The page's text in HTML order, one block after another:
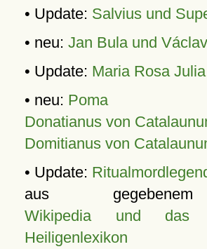
• Update: Salvius und
• neu: Jan Bula und
• Update: Maria Rosa
• neu: Poma
Donatianus von
Domitianus von
• Update:
aus
Wikipedia und das
Heiligenlexikon